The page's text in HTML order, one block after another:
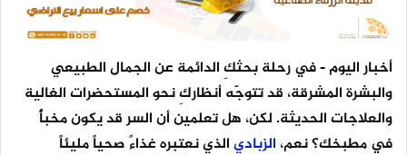
أخبار اليوم- في رحلة بحثكِ الدائمة عن الجمال الطبيعي
والبشرة المشرقة، قد تتوجّه أنظاركِ نحو المستحضرات الغالية
والعلاجات الحديثة. لكن، هل تعلمين أن السر قد يكون مخبأً
في مطبخك؟ نعم، الزباديالذي نعتبره غذاءً صحياً مليئاً